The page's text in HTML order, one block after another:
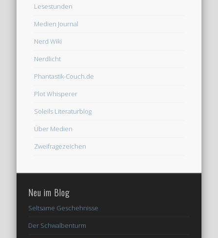
Lesestunden
Medien Journal
Nerd Wiki
Nerdlicht
Phantastik-Couch.de
Plot Whisperer
Soleils Literaturblog
Über Medien
Zweifragezeichen
Neu im Blog
Seltsame Geschehnisse
Der Schwalbenturm